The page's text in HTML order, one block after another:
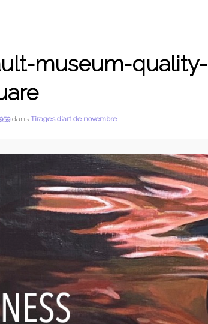
museum-quality-
dans Tirages d’art de novembre